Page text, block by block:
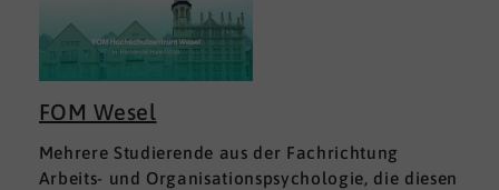
FOM Wesel
Mehrere Studierende aus der Fachrichtung
Arbeits- und Organisationspsychologie, die diesen